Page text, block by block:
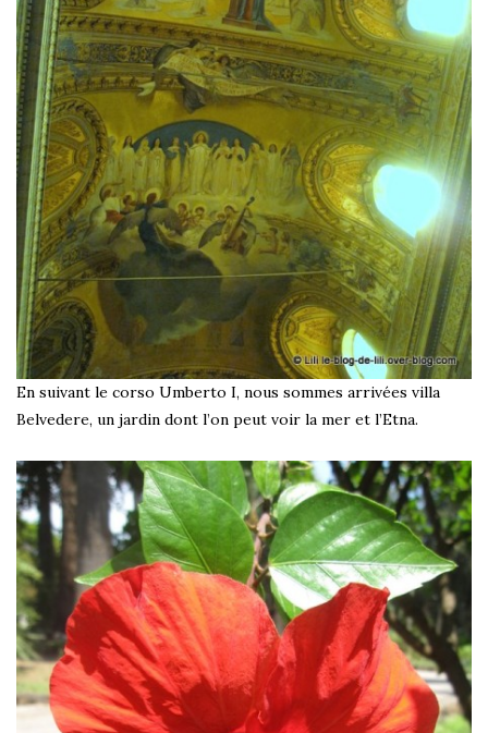
En suivant le corso Umberto I, nous sommes arrivées villa
Belvedere, un jardin dont l’on peut voir la mer et l’Etna.